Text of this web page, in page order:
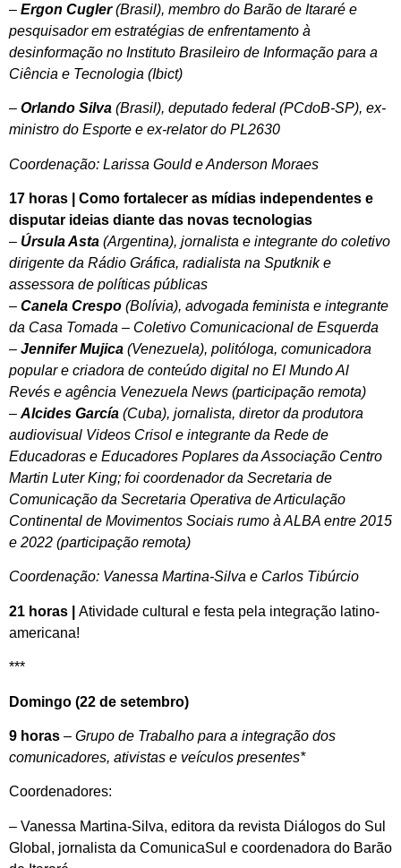
– Ergon Cugler(Brasil), membro do Barão de Itararé e
pesquisador em estratégias de enfrentamento à
desinformação no Instituto Brasileiro de Informação para a
Ciência e Tecnologia (Ibict)
– Orlando Silva (Brasil), deputado federal (PCdoB-SP), ex-
ministro do Esporte e ex-relator do PL2630
Coordenação: Larissa Gould e Anderson Moraes
17 horas | Como fortalecer as mídias independentes e
disputar ideias diante das novas tecnologias
– Úrsula Asta (Argentina), jornalista e integrante do coletivo
dirigente da Rádio Gráfica, radialista na Sputknik e
assessora de políticas públicas
– Canela Crespo (Bolívia), advogada feminista e integrante
da Casa Tomada – Coletivo Comunicacional de Esquerda
– Jennifer Mujica (Venezuela), politóloga, comunicadora
popular e criadora de conteúdo digital no El Mundo Al
Revés e agência Venezuela News (participação remota)
– Alcides García (Cuba), jornalista, diretor da produtora
audiovisual Videos Crisol e integrante da Rede de
Educadoras e Educadores Poplares da Associação Centro
Martin Luter King; foi coordenador da Secretaria de
Comunicação da Secretaria Operativa de Articulação
Continental de Movimentos Sociais rumo à ALBA entre 2015
e 2022 (participação remota)
Coordenação: Vanessa Martina-Silva e Carlos Tibúrcio
21 horas | Atividade cultural e festa pela integração latino-
americana!
***
Domingo (22 de setembro)
9 horas – Grupo de Trabalho para a integração dos
comunicadores, ativistas e veículos presentes*
Coordenadores:
– Vanessa Martina-Silva, editora da revista Diálogos do Sul
Global, jornalista da ComunicaSul e coordenadora do Barão